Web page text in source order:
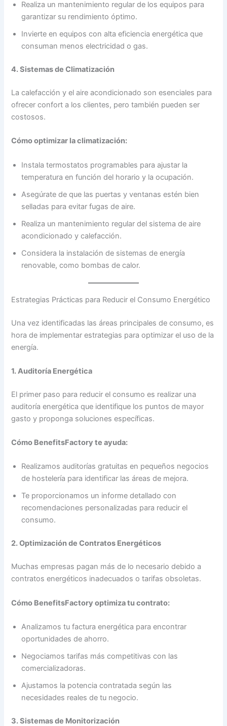
Realiza un mantenimiento regular de los equipos para
garantizar su rendimiento óptimo.
Invierte en equipos con alta eficiencia energética que
consuman menos electricidad o gas.
4. Sistemas de Climatización
La calefacción y el aire acondicionado son esenciales para
ofrecer confort a los clientes, pero también pueden ser
costosos.
Cómo optimizar la climatización:
Instala termostatos programables para ajustar la
temperatura en función del horario y la ocupación.
Asegúrate de que las puertas y ventanas estén bien
selladas para evitar fugas de aire.
Realiza un mantenimiento regular del sistema de aire
acondicionado y calefacción.
Considera la instalación de sistemas de energía
renovable, como bombas de calor.
Estrategias Prácticas para Reducir el Consumo Energético
Una vez identificadas las áreas principales de consumo, es
hora de implementar estrategias para optimizar el uso de la
energía.
1. Auditoría Energética
El primer paso para reducir el consumo es realizar una
auditoría energética que identifique los puntos de mayor
gasto y proponga soluciones específicas.
Cómo BenefitsFactory te ayuda:
Realizamos auditorías gratuitas en pequeños negocios
de hostelería para identificar las áreas de mejora.
Te proporcionamos un informe detallado con
recomendaciones personalizadas para reducir el
consumo.
2. Optimización de Contratos Energéticos
Muchas empresas pagan más de lo necesario debido a
contratos energéticos inadecuados o tarifas obsoletas.
Cómo BenefitsFactory optimiza tu contrato:
Analizamos tu factura energética para encontrar
oportunidades de ahorro.
Negociamos tarifas más competitivas con las
comercializadoras.
Ajustamos la potencia contratada según las
necesidades reales de tu negocio.
3. Sistemas de Monitorización